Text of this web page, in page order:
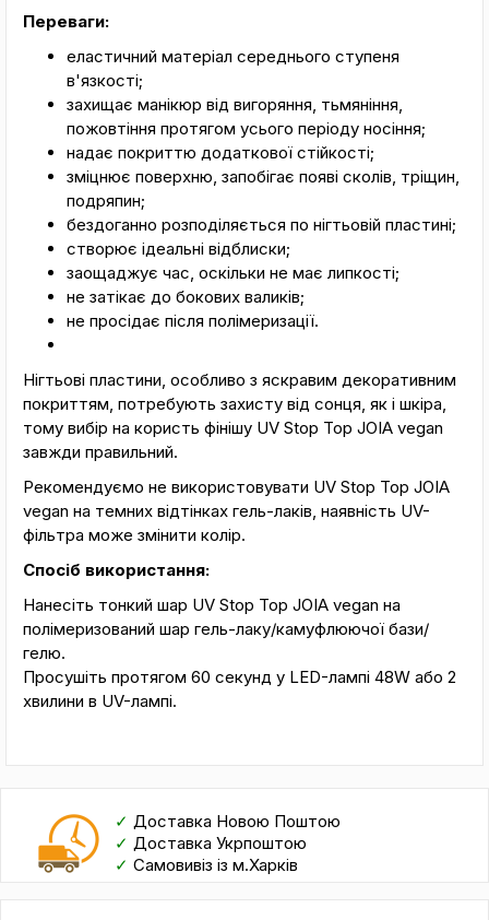
Переваги:
еластичний матеріал середнього ступеня
в'язкості;
захищає манікюр від вигоряння, тьмяніння,
пожовтіння протягом усього періоду носіння;
надає покриттю додаткової стійкості;
зміцнює поверхню, запобігає появі сколів, тріщин,
подряпин;
бездоганно розподіляється по нігтьовій пластині;
створює ідеальні відблиски;
заощаджує час, оскільки не має липкості;
не затікає до бокових валиків;
не просідає після полімеризації.
Нігтьові пластини, особливо з яскравим декоративним
покриттям, потребують захисту від сонця, як і шкіра,
тому вибір на користь фінішу UV Stop Top JOIA vegan
завжди правильний.
Рекомендуємо не використовувати UV Stop Top JOIA
vegan на темних відтінках гель-лаків, наявність UV-
фільтра може змінити колір.
Спосіб використання:
Нанесіть тонкий шар UV Stop Top JOIA vegan на
полімеризований шар гель-лаку/камуфлюючої бази/
гелю.
Просушіть протягом 60 секунд у LED-лампі 48W або 2
хвилини в UV-лампі.
✓ Доставка Новою Поштою
✓ Доставка Укрпоштою
✓ Самовивіз із м.Харків